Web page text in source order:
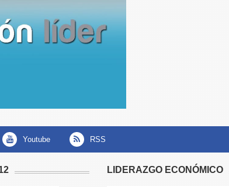
youtube RSS
LIDERAZGO ECONÓMICO